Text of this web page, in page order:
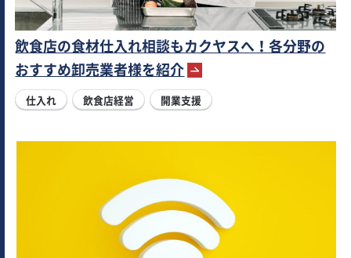
飲食店の食材仕入れ相談もカクヤスへ！各分野の
おすすめ卸売業者様を紹介
仕入れ 飲食店経営 開業支援